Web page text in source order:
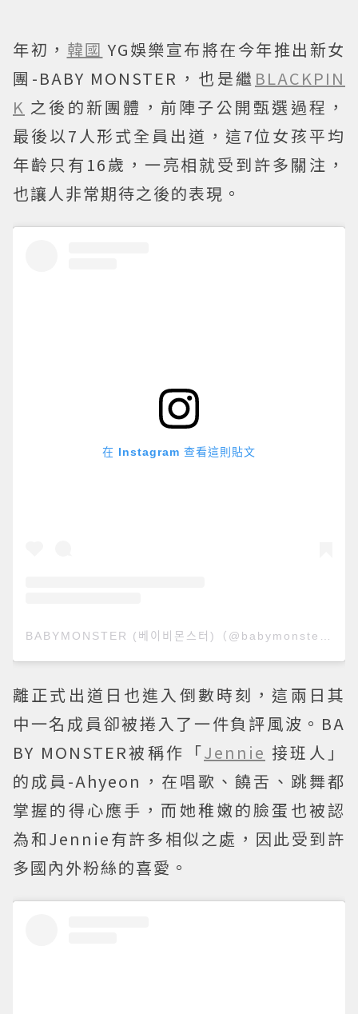
年初， 韓國 YG娛樂宣布將在今年推出新女
團-BABY MONSTER，也是繼 BLACKPIN
K 之後的新團體，前陣子公開甄選過程，
最後以7人形式全員出道，這7位女孩平均
年齡只有16歲，一亮相就受到許多關注，
也讓人非常期待之後的表現。
在 Instagram 查看這則貼文
離正式出道日也進入倒數時刻，這兩日其
中一名成員卻被捲入了一件負評風波。BA
BY MONSTER被稱作「Jennie 接班人」
的成員-Ahyeon，在唱歌、饒舌、跳舞都
掌握的得心應手，而她稚嫩的臉蛋也被認
為和Jennie有許多相似之處，因此受到許
多國內外粉絲的喜愛。